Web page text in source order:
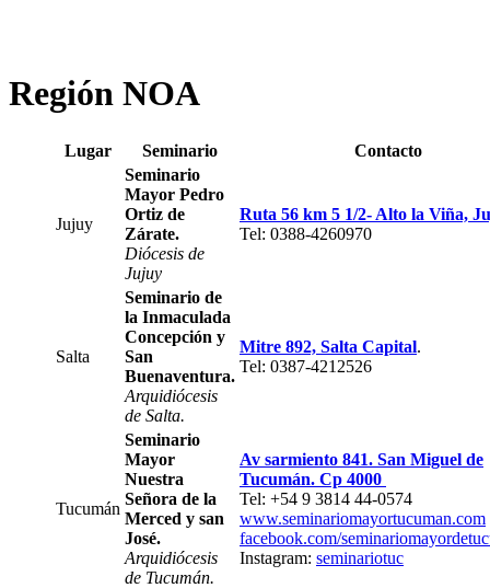
Región NOA
Lugar Seminario Contacto
Jujuy
Seminario
Mayor Pedro
Ortiz de
Zárate.
Diócesis de
Jujuy
Ruta 56 km 5 1/2- Alto la Viña,
Tel: 0388-4260970
Salta
Seminario de
la Inmaculada
Concepción y
San
Buenaventura.
Arquidiócesis
de Salta.
Mitre 892, Salta Capital.
Tel: 0387-4212526
Tucumán
Seminario
Mayor
Nuestra
Señora de la
Merced y san
José.
Arquidiócesis
de Tucumán.
Av sarmiento 841. San Miguel de
Tucumán. Cp 4000
Tel: +54 9 3814 44-0574
www.seminariomayortucuman.com
facebook.com/
Instagram: seminariotuc